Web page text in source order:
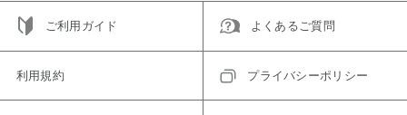
ご利用ガイド よくあるご質問
利用規約 プライバシーポリシー